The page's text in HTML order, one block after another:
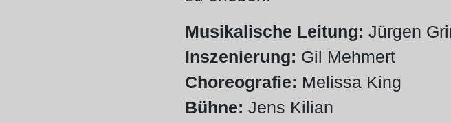
Musikalische Leitung: Jürgen
Inszenierung: Gil Mehmert
Choreografie: Melissa King
Bühne: Jens Kilian